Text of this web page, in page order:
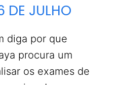
DE JULHO
diga por que
procura um
os exames de